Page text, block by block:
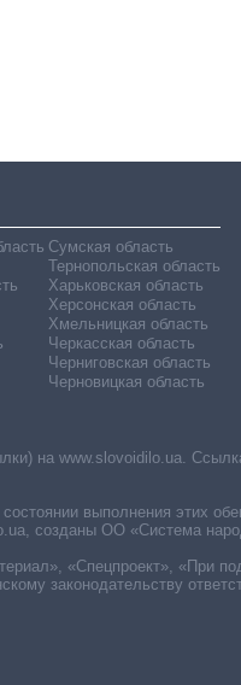
Сумская область
Тернопольская область
Харьковская область
Херсонская область
Хмельницкая область
Черкасская область
Черниговская область
Черновицкая область
на www.slovoidilo.ua.
выполнения этих
созданы ОО «Система
«Спецпроект», «При
законодательству